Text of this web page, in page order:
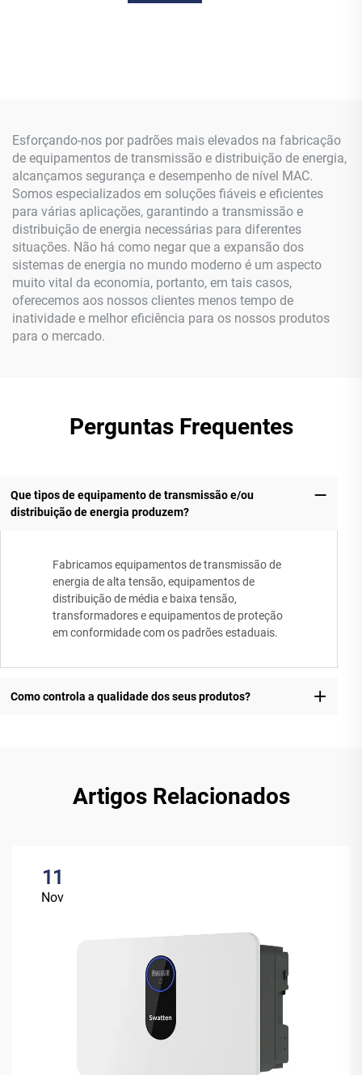
Esforçando-nos por padrões mais elevados na fabricação
de equipamentos de transmissão e distribuição de energia,
alcançamos segurança e desempenho de nível MAC.
Somos especializados em soluções fiáveis e eficientes
para várias aplicações, garantindo a transmissão e
distribuição de energia necessárias para diferentes
situações. Não há como negar que a expansão dos
sistemas de energia no mundo moderno é um aspecto
muito vital da economia, portanto, em tais casos,
oferecemos aos nossos clientes menos tempo de
inatividade e melhor eficiência para os nossos produtos
para o mercado.
Perguntas Frequentes
Que tipos de equipamento de transmissão e/ou
distribuição de energia produzem?
Fabricamos equipamentos de transmissão de
energia de alta tensão, equipamentos de
distribuição de média e baixa tensão,
transformadores e equipamentos de proteção
em conformidade com os padrões estaduais.
Como controla a qualidade dos seus produtos?
Artigos Relacionados
11
Nov